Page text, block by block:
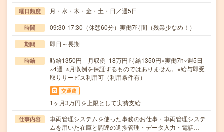
曜日頻度 月・水・木・金・土・日／週5日
時間 09:30-17:30（休憩60分）実働7時間（残業少なめ！）
期間 即日～長期
時給
時給1350円 月収例 18万円 時給1350円×実働7h×週5日
×4週 ※月収例を保証するものではありません。※給与即受
取りサービス利用可（利用条件有）
交通費
1ヶ月3万円を上限として実費支給
仕事内容
車両管理システムを使った事務のお仕事・車両管理システ
ムを用いた在庫と調達の進捗管理・データ入力・電話…